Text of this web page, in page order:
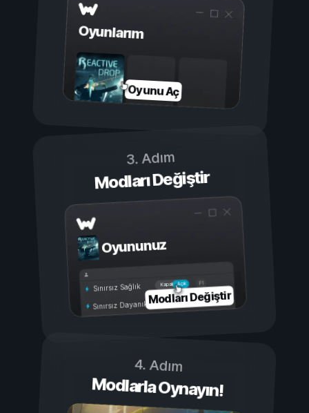
Oyunlarım
Oyunu Aç
3. Adım
Modları Değiştir
Oyununuz
Açık
Kapalı
Sınırsız Sağlık
Sınırsız DayanıklılıkModları Değiştir
4. Adım
Modlarla Oynayın!